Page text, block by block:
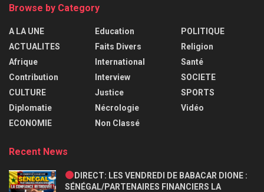
Browse by Category
A LA UNE
ACTUALITES
Afrique
Contribution
CULTURE
Diplomatie
ECONOMIE
Education
Faits Divers
International
Interview
Justice
Nécrologie
Non Classé
POLITIQUE
Religion
Santé
SOCIETE
SPORTS
Vidéo
Recent News
DIRECT: LES VENDREDI DE BABACAR DIONE :
SÉNÉGAL/PARTENAIRES FINANCIERS LA